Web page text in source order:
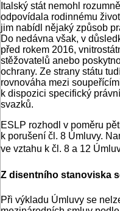
Italský stát nemohl
odpovídala rodinnému
jim nabídl nějaký způsob
Do nedávna však, v
před rokem 2016,
stěžovatelů anebo
ochrany. Ze strany státu
rovnováha mezi
k dispozici specifický
svazků.
ESLP rozhodl v poměru
k porušení čl. 8 Úmluvy.
ve vztahu k čl. 8 a 12
Z disentního stanoviska
Při výkladu Úmluvy se